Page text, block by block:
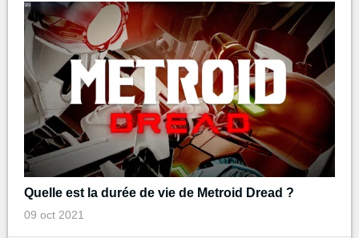
Quelle est la durée de vie de Metroid Dread ?
09 oct 2021